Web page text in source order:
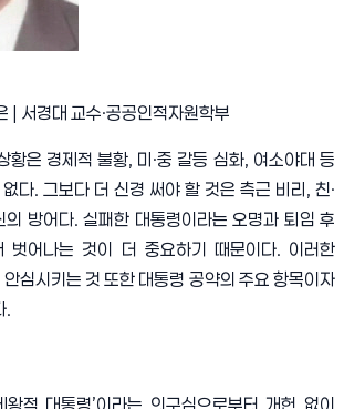
| 서경대 교수·공공인적자원학부
황은 경제적 불황, 미 ·중 갈등 심화, 여소야대 등
다. 그보다 더 신경 써야 할 것은 측근 비리 , 친·
의 방어다. 실패한 대통령이라는 오명과 퇴임 후
벗어나는 것이 더 중요하기 때문이다. 이러한
심시키는 것 또한 대통령 공약의 주요 항목이자
.
왕적 대통령’이라는 의구심으로부터 개헌 없이